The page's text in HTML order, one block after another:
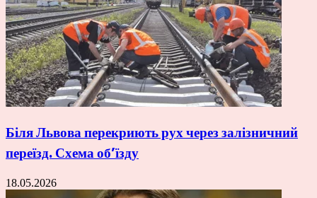
Біля Львова перекриють рух через залізничний
переїзд. Схема об’їзду
18.05.2026